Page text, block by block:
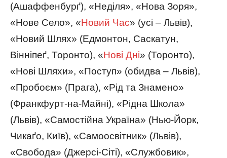
(Ашаффенбурґ), «Неділя», «Нова Зоря»,
«Нове Село», «Новий Час» (усі – Львів),
«Новий Шлях» (Едмонтон, Саскатун,
Вінніпеґ, Торонто), «Нові Дні» (Торонто),
«Нові Шляхи», «Поступ» (обидва – Львів),
«Пробоєм» (Прага), «Рід та Знамено»
(Франкфурт-на-Майні), «Рідна Школа»
(Львів), «Самостійна Україна» (Нью-Йорк,
Чикаґо, Київ), «Самоосвітник» (Львів),
«Свобода» (Джерсі-Сіті), «Службовик»,